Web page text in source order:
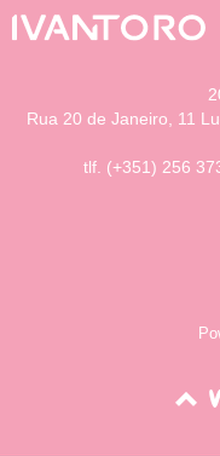
Rua 20 de Janeiro, 11
tlf. (+351) 256